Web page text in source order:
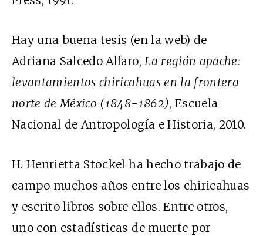
Hay una buena tesis (en la web) de
Adriana Salcedo Alfaro,La región apache:
levantamientos chiricahuas en la frontera
norte de México (1848-1862), Escuela
Nacional de Antropología e Historia, 2010.
H. Henrietta Stockel ha hecho trabajo de
campo muchos años entre los chiricahuas
y escrito libros sobre ellos. Entre otros,
uno con estadísticas de muerte por